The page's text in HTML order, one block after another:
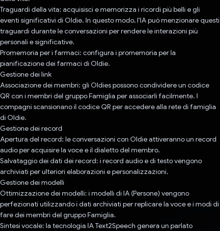
Traguardi della vita: acquisisci e memorizza i ricordi più belli e gli
eventi significativi di Oldie. In questo modo, l'IA può menzionare questi
traguardi durante le conversazioni per rendere le interazioni più
personali e significative.
Promemoria per i farmaci: configura i promemoria per la
pianificazione dei farmaci di Oldie.
Gestione dei link
Associazione dei membri: gli Oldies possono condividere un codice
QR con i membri del gruppo Famiglia per associarli facilmente. I
compagni scansionano il codice QR per accedere alla rete di famiglia
di Oldie.
Gestione dei record
Apertura del record: le conversazioni con Oldie attiveranno un record
audio per acquisire la voce e il dialetto del membro.
Salvataggio dei dati dei record: i record audio e di testo vengono
archiviati per ulteriori elaborazioni e personalizzazioni.
Gestione dei modelli
Ottimizzazione dei modelli: i modelli di IA (Persone) vengono
perfezionati utilizzando i dati archiviati per replicare la voce e i modi di
fare dei membri del gruppo Famiglia.
Sintesi vocale: la tecnologia IA Text2Speech genera un parlato